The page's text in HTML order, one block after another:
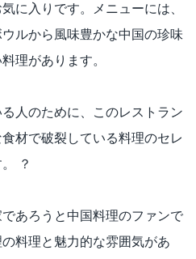
に入りです。メニューには、
ルから風味豊かな中国の珍味
理があります。
人のために、このレストラン
材で破裂している料理のセレ
？
あろうと中国料理のファンで
料理と魅力的な雰囲気があ